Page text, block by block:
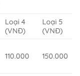
Loại 4
(VNĐ)
Loại 5
(VNĐ)
110.000 150.000